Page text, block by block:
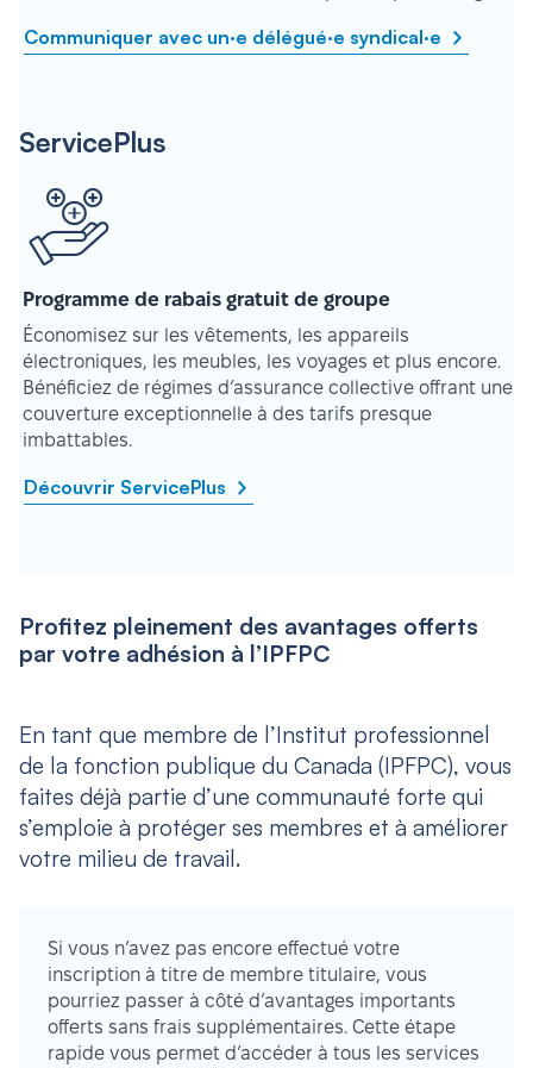
Communiquer avec un·e délégué·e syndical·e
ServicePlus
Programme de rabais gratuit de groupe
Économisez sur les vêtements, les appareils
électroniques, les meubles, les voyages et plus encore.
Bénéficiez de régimes d’assurance collective offrant une
couverture exceptionnelle à des tarifs presque
imbattables.
Découvrir ServicePlus
Profitez pleinement des avantages offerts
par votre adhésion à l’IPFPC
En tant que membre de l’Institut professionnel
de la fonction publique du Canada (IPFPC), vous
faites déjà partie d’une communauté forte qui
s’emploie à protéger ses membres et à améliorer
votre milieu de travail.
Si vous n’avez pas encore effectué votre
inscription à titre de membre titulaire, vous
pourriez passer à côté d’avantages importants
offerts sans frais supplémentaires. Cette étape
rapide vous permet d’accéder à tous les services